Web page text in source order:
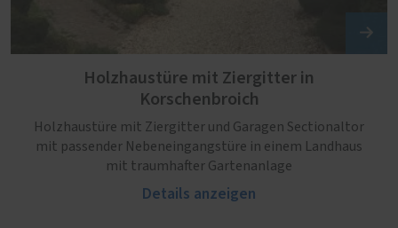
Holzhaustüre mit Ziergitter in
Korschenbroich
Holzhaustüre mit Ziergitter und Garagen Sectionaltor
mit passender Nebeneingangstüre in einem Landhaus
mit traumhafter Gartenanlage
Details anzeigen